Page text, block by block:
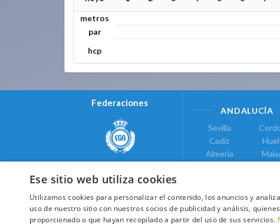
metros
par
hcp
Federaciones
Real Federación Andaluza de
Golf
ANDALUCÍA
Sevilla
Cadiz
Almeria
Valencia
COMUNIDAD DE
Ese sitio web utiliza cookies
Utilizamos cookies para personalizar el contenido, los anuncios y
uso de nuestro sitio con nuestros socios de publicidad y análisis,
proporcionado o que hayan recopilado a partir del uso de sus servicios.